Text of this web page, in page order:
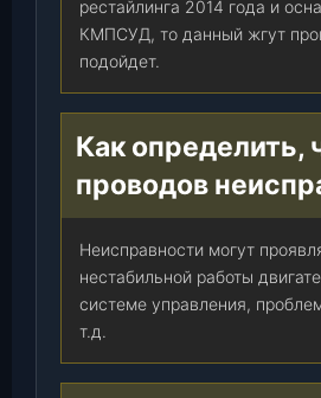
к
рестайлинга 2014 года и
КМПСУД, то данный жгут
подойдет.
Как определить,
проводов
Неисправности могут
нестабильной работы
системе управления,
т.д.